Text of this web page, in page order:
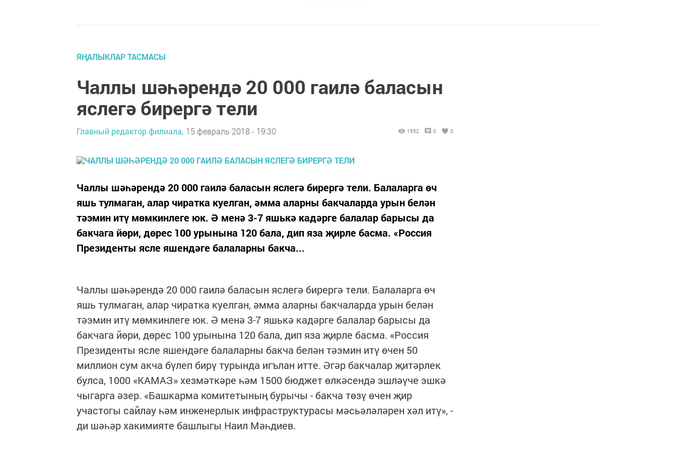
ЯҢАЛЫКЛАР ТАСМАСЫ
Чаллы шәһәрендә 20 000 гаилә баласын
яслегә бирергә тели
Главный редактор филиала, 15 февраль 2018 - 19:30 1552 0 0
Чаллы шәһәрендә 20 000 гаилә баласын яслегә бирергә тели. Балаларга өч
яшь тулмаган, алар чиратка куелган, әмма аларны бакчаларда урын белән
тәэмин итү мөмкинлеге юк. Ә менә 3-7 яшькә кадәрге балалар барысы да
бакчага йөри, дөрес 100 урынына 120 бала, дип яза җирле басма. «Россия
Президенты ясле яшендәге балаларны бакча...
Чаллы шәһәрендә 20 000 гаилә баласын яслегә бирергә тели. Балаларга өч
яшь тулмаган, алар чиратка куелган, әмма аларны бакчаларда урын белән
тәэмин итү мөмкинлеге юк. Ә менә 3-7 яшькә кадәрге балалар барысы да
бакчага йөри, дөрес 100 урынына 120 бала, дип яза җирле басма. «Россия
Президенты ясле яшендәге балаларны бакча белән тәэмин итү өчен 50
миллион сум акча бүлеп бирү турында игълан итте. Әгәр бакчалар җитәрлек
булса, 1000 «КАМАЗ» хезмәткәре һәм 1500 бюджет өлкәсендә эшләүче эшкә
чыгарга әзер. «Башкарма комитетының бурычы - бакча төзү өчен җир
участогы сайлау һәм инженерлык инфраструктурасы мәсьәләләрен хәл итү», -
ди шәһәр хакимияте башлыгы Наил Мәһдиев.